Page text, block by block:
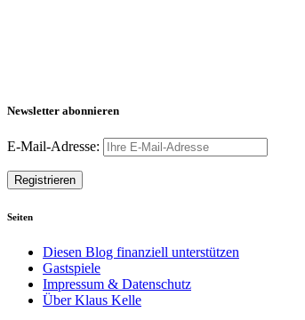
Newsletter abonnieren
E-Mail-Adresse:
Seiten
Diesen Blog finanziell unterstützen
Gastspiele
Impressum & Datenschutz
Über Klaus Kelle